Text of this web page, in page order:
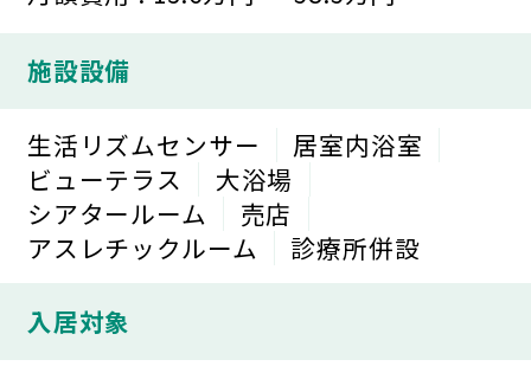
施設設備
生活リズムセンサー
居室内浴室
ビューテラス
大浴場
シアタールーム
売店
アスレチックルーム
診療所併設
入居対象